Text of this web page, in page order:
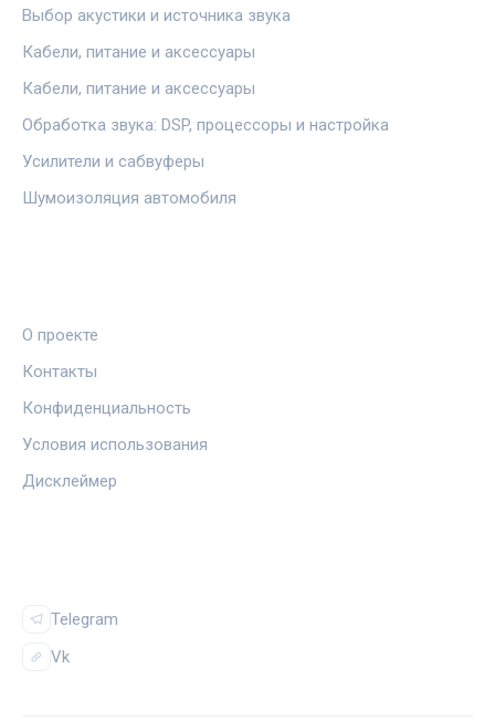
Выбор акустики и источника звука
Кабели, питание и аксессуары
Кабели, питание и аксессуары
Обработка звука: DSP, процессоры и настройка
Усилители и сабвуферы
Шумоизоляция автомобиля
О проекте
Контакты
Конфиденциальность
Условия использования
Дисклеймер
Telegram
Vk